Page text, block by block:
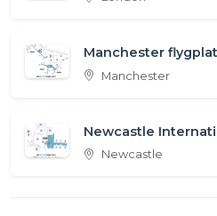
Manchester
Manchester
Newcastle
Newcastle